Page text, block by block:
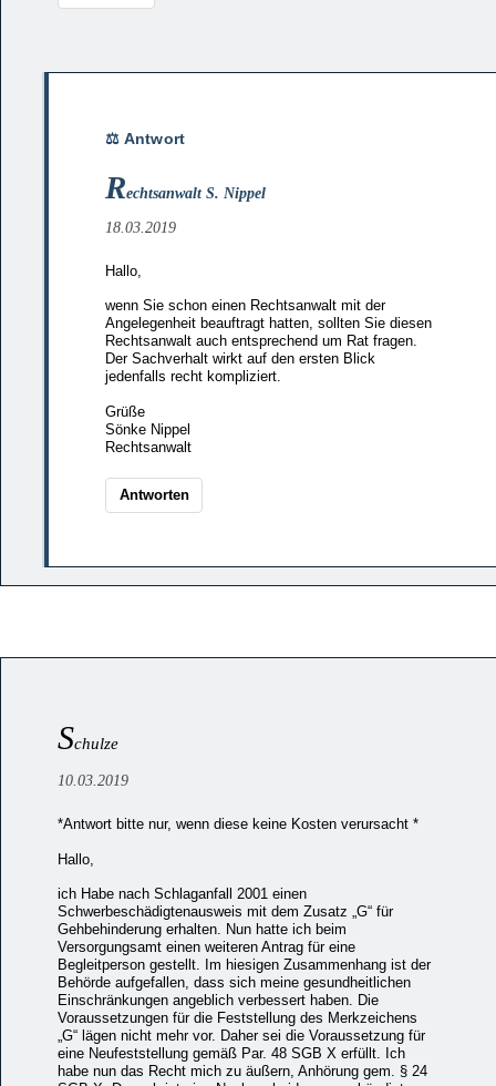
Rechtsanwalt S. Nippel
18.03.2019
Hallo,
wenn Sie schon einen Rechtsanwalt mit der
Angelegenheit beauftragt hatten, sollten Sie diesen
Rechtsanwalt auch entsprechend um Rat fragen.
Der Sachverhalt wirkt auf den ersten Blick
jedenfalls recht kompliziert.
Grüße
Sönke Nippel
Rechtsanwalt
Antworten
Schulze
10.03.2019
*Antwort bitte nur, wenn diese keine Kosten verursacht *
Hallo,
ich Habe nach Schlaganfall 2001 einen
Schwerbeschädigtenausweis mit dem Zusatz „G“ für
Gehbehinderung erhalten. Nun hatte ich beim
Versorgungsamt einen weiteren Antrag für eine
Begleitperson gestellt. Im hiesigen Zusammenhang ist der
Behörde aufgefallen, dass sich meine gesundheitlichen
Einschränkungen angeblich verbessert haben. Die
Voraussetzungen für die Feststellung des Merkzeichens
„G“ lägen nicht mehr vor. Daher sei die Voraussetzung für
eine Neufeststellung gemäß Par. 48 SGB X erfüllt. Ich
habe nun das Recht mich zu äußern, Anhörung gem. § 24